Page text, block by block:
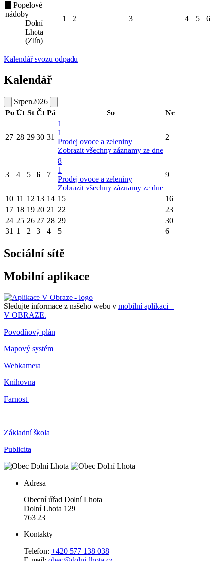
Popelové
nádoby
Dolní
Lhota
(Zlín)
1 2 3 4 5 6
Kalendář svozu odpadu
Kalendář
Srpen2026
Po Út St Čt Pá So Ne
27 28 29 30 31
1
1
Prodej ovoce a zeleniny
Zobrazit všechny záznamy ze dne
2
3 4 5 6 7
8
1
Prodej ovoce a zeleniny
Zobrazit všechny záznamy ze dne
9
10 11 12 13 14 15
16
17 18 19 20 21 22
23
24 25 26 27 28 29
30
31 1 2 3 4 5 6
Sociální sítě
Mobilní aplikace
Sledujte informace z našeho webu v mobilní aplikaci –
V OBRAZE.
Povodňový plán
Mapový systém
Webkamera
Knihovna
Farnost
Základní škola
Publicita
Adresa
Obecní úřad Dolní Lhota
Dolní Lhota 129
763 23
Kontakty
Telefon: +420 577 138 038